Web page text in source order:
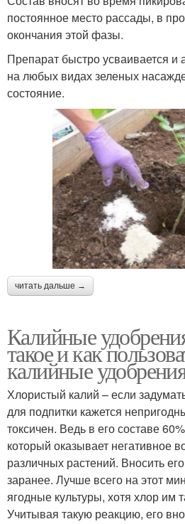
постоянное место рассады, в
окончания этой фазы.
Препарат быстро усваивается и
на любых видах зеленых
состояние.
читать дальше →
Калийные
такое и как
калийные
Хлористый калий – если
для подпитки кажется
токсичен. Ведь в его составе
который оказывает негативное
различных растений. Вносить
заранее. Лучше всего на этот
ягодные культуры, хотя хлор им
Учитывая такую реакцию, его